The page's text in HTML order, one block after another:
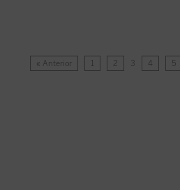
« Anterior 1 2 3 4 5